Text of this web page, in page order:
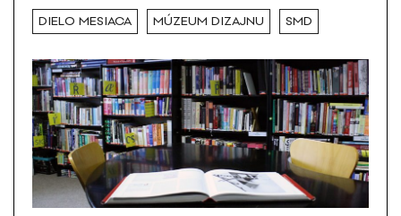
DIELO MESIACA MÚZEUM DIZAJNU SMD